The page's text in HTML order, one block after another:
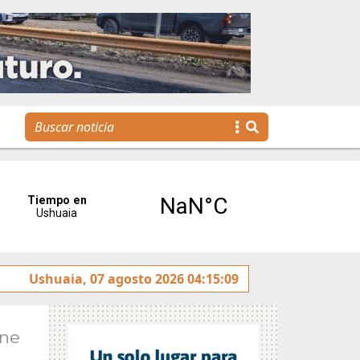
para toda la familia
Ushuaia, 07 agosto 2026 04:15:09